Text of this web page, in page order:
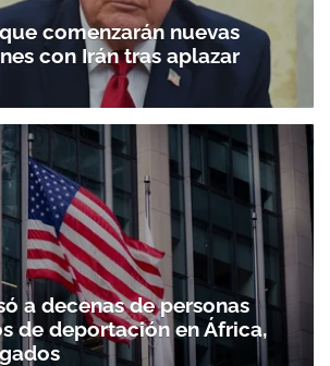
comenzarán nuevas
con Irán tras aplazar
a decenas de personas
de deportación en África,